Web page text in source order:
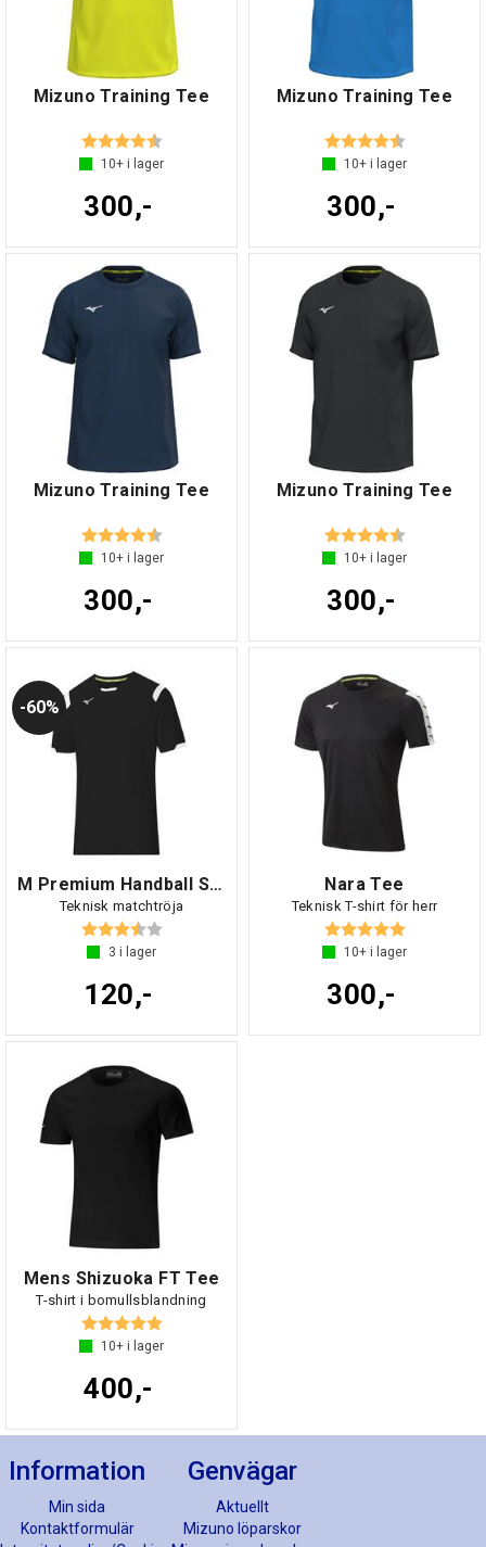
Mizuno Training Tee
Betyg: 4.1 utav 5 stjärnor
10+ i lager
300,-
Mizuno Training Tee
Betyg: 4.1 utav 5
10+ i lager
300,-
Mizuno Training Tee
Betyg: 4.1 utav 5 stjärnor
10+ i lager
300,-
Mizuno Training Tee
Betyg: 4.1 utav 5
10+ i lager
300,-
60%
M Premium Handball Shirt
Teknisk matchtröja
Betyg: 3.8 utav 5 stjärnor
3 i lager
120,-
Nara Tee
Teknisk T-shirt för herr
Betyg: 5.0 utav 5
10+ i lager
300,-
Mens Shizuoka FT Tee
T-shirt i bomullsblandning
Betyg: 5.0 utav 5 stjärnor
10+ i lager
400,-
Information
Min sida
Kontaktformulär
Genvägar
Aktuellt
Mizuno löparskor